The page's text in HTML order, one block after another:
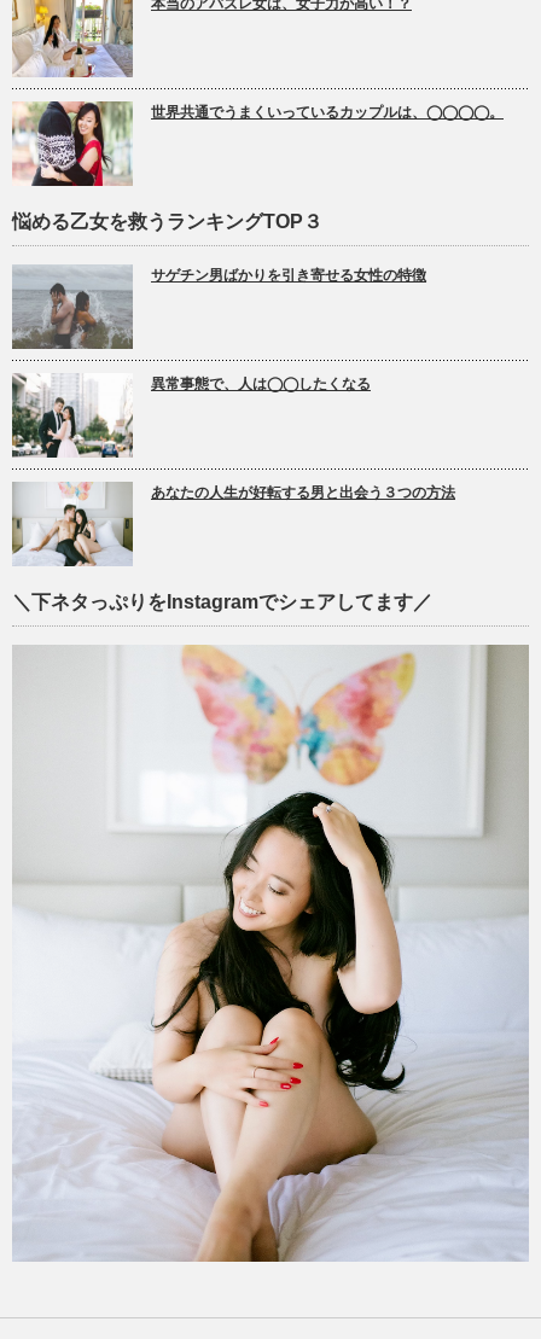
本当のアバズレ女は、女子力が高い！？
世界共通でうまくいっているカップルは、◯◯◯◯。
悩める乙女を救うランキングTOP３
サゲチン男ばかりを引き寄せる女性の特徴
異常事態で、人は◯◯したくなる
あなたの人生が好転する男と出会う３つの方法
＼下ネタっぷりをInstagramでシェアしてます／